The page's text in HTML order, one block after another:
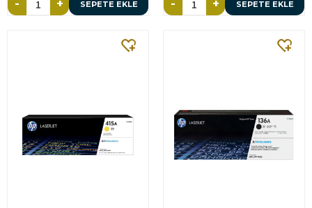
- + SEPETE EKLE - + SEPETE EKLE